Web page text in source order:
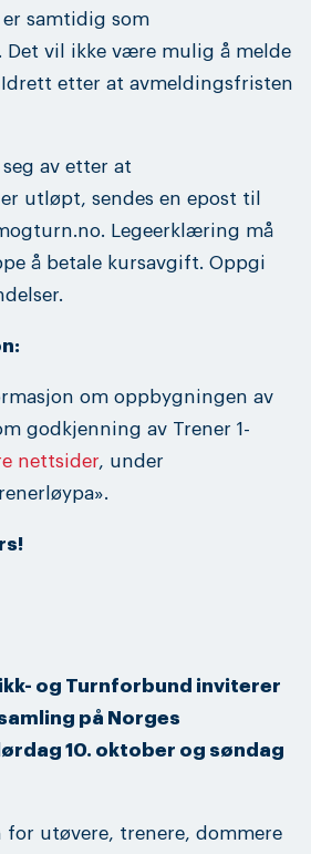
samtidig som
Det vil ikke være mulig å melde
etter at avmeldingsfristen
av etter at
utløpt, sendes en epost til
Legeerklæring må
å betale kursavgift. Oppgi
om oppbygningen av
godkjenning av Trener 1-
nettsider, under
og Turnforbund inviterer
på Norges
10. oktober og søndag
for utøvere, trenere, dommere